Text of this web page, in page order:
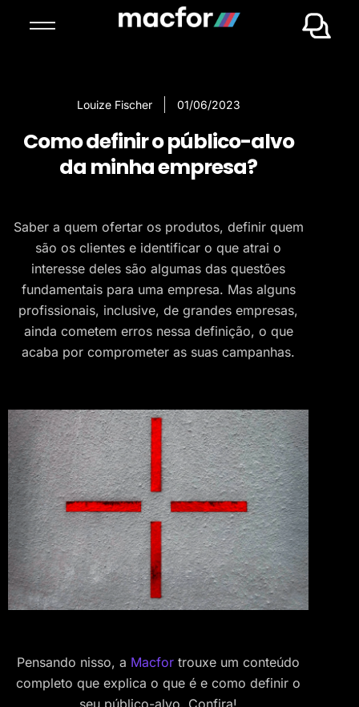
Louize Fischer 01/06/2023
Como definir o público-alvo
da minha empresa?
Saber a quem ofertar os produtos, definir quem
são os clientes e identificar o que atrai o
interesse deles são algumas das questões
fundamentais para uma empresa. Mas alguns
profissionais, inclusive, de grandes empresas,
ainda cometem erros nessa definição, o que
acaba por comprometer as suas campanhas.
Pensando nisso, a Macfor trouxe um conteúdo
completo que explica o que é e como definir o